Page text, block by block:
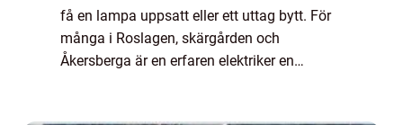
få en lampa uppsatt eller ett uttag bytt. För
många i Roslagen, skärgården och
Åkersberga är en erfaren elektriker en